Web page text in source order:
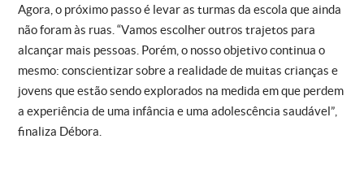
Agora, o próximo passo é levar as turmas da escola que ainda
não foram às ruas. “Vamos escolher outros trajetos para
alcançar mais pessoas. Porém, o nosso objetivo continua o
mesmo: conscientizar sobre a realidade de muitas crianças e
jovens que estão sendo explorados na medida em que perdem
a experiência de uma infância e uma adolescência saudável”,
finaliza Débora.